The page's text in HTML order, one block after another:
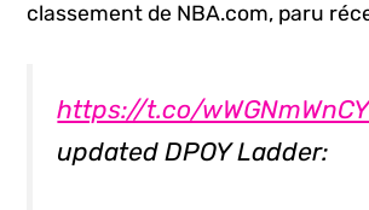
classement de NBA.com, paru
https://t.co/
updated DPOY Ladder: